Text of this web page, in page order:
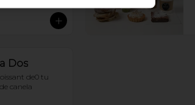
Dos
de0 tu
canela